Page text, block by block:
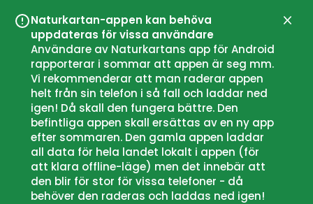
Naturkartan-appen kan behöva
uppdateras för vissa användare
Användare av Naturkartans app för Android
rapporterar i sommar att appen är seg mm.
Vi rekommenderar att man raderar appen
helt från sin telefon i så fall och laddar ned
igen! Då skall den fungera bättre. Den
befintliga appen skall ersättas av en ny app
efter sommaren. Den gamla appen laddar
all data för hela landet lokalt i appen (för
att klara offline-läge) men det innebär att
den blir för stor för vissa telefoner - då
behöver den raderas och laddas ned igen!